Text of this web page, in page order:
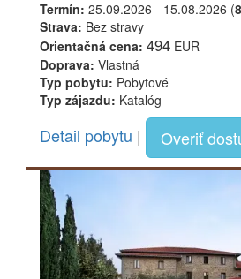
Termín: 25.09.2026 - 15.08.2026 (
Strava: Bez stravy
Orientačná cena: 494 EUR
Doprava: Vlastná
Typ pobytu: Pobytové
Typ zájazdu: Katalóg
Detail pobytu | Overiť